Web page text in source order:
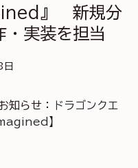
』 新規分
・実装を担当
知らせ：
ドラゴンクエ
】